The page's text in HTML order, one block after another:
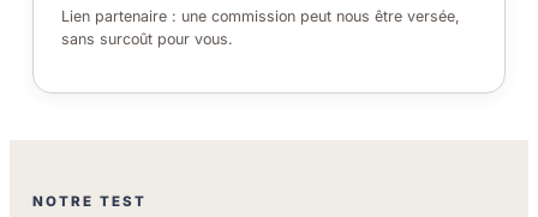
Lien partenaire : une commission peut nous être versée,
sans surcoût pour vous.
NOTRE TEST